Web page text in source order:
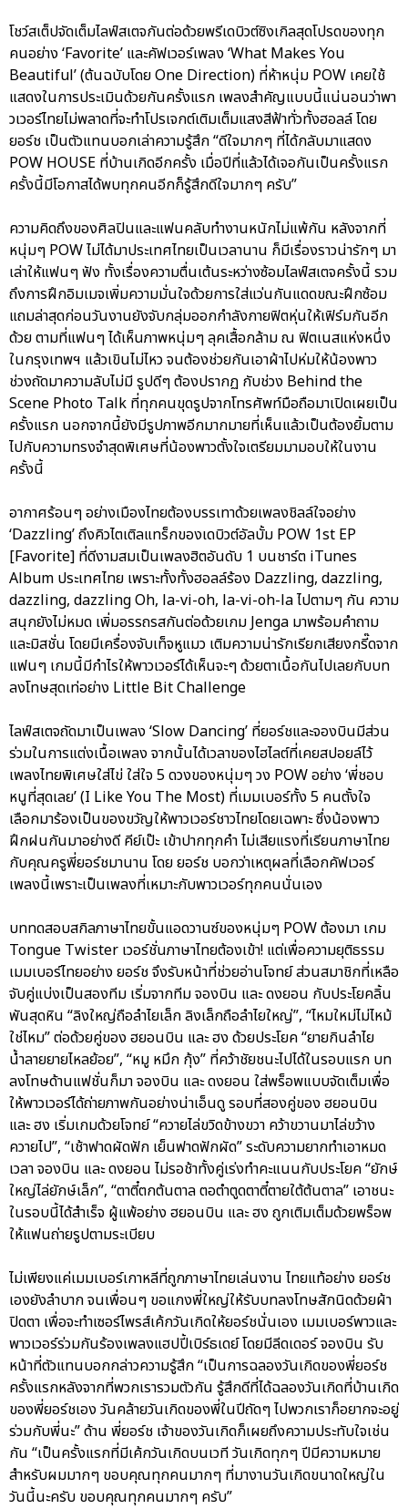
โชว์สเต็ปจัดเต็มไลฟ์สเตจกันต่อด้วยพรีเดบิวต์ซิงเกิลสุดโปรดของทุก
คนอย่าง ‘Favorite’ และคัฟเวอร์เพลง ‘What Makes You
Beautiful’ (ต้นฉบับโดย One Direction) ที่ห้าหนุ่ม POW เคยใช้
แสดงในการประเมินด้วยกันครั้งแรก เพลงสำคัญแบบนี้แน่นอนว่าพา
วเวอร์ไทยไม่พลาดที่จะทำโปรเจกต์เติมเต็มแสงสีฟ้าทั่วทั้งฮอลล์ โดย
ยอร์ช เป็นตัวแทนบอกเล่าความรู้สึก “ดีใจมากๆ ที่ได้กลับมาแสดง
POW HOUSE ที่บ้านเกิดอีกครั้ง เมื่อปีที่แล้วได้เจอกันเป็นครั้งแรก
ครั้งนี้มีโอกาสได้พบทุกคนอีกก็รู้สึกดีใจมากๆ ครับ”
ความคิดถึงของศิลปินและแฟนคลับทำงานหนักไม่แพ้กัน หลังจากที่
หนุ่มๆ POW ไม่ได้มาประเทศไทยเป็นเวลานาน ก็มีเรื่องราวน่ารักๆ มา
เล่าให้แฟนๆ ฟัง ทั้งเรื่องความตื่นเต้นระหว่างซ้อมไลฟ์สเตจครั้งนี้ รวม
ถึงการฝึกอิมเมจเพิ่มความมั่นใจด้วยการใส่แว่นกันแดดขณะฝึกซ้อม
แถมล่าสุดก่อนวันงานยังจับกลุ่มออกกำลังกายฟิตหุ่นให้เฟิร์มกันอีก
ด้วย ตามที่แฟนๆ ได้เห็นภาพหนุ่มๆ ลุคเสื้อกล้าม ณ ฟิตเนสแห่งหนึ่ง
ในกรุงเทพฯ แล้วเขินไม่ไหว จนต้องช่วยกันเอาผ้าไปห่มให้น้องพาว
ช่วงถัดมาความลับไม่มี รูปดีๆ ต้องปรากฏ กับช่วง Behind the
Scene Photo Talk ที่ทุกคนขุดรูปจากโทรศัพท์มือถือมาเปิดเผยเป็น
ครั้งแรก นอกจากนี้ยังมีรูปภาพอีกมากมายที่เห็นแล้วเป็นต้องยิ้มตาม
ไปกับความทรงจำสุดพิเศษที่น้องพาวตั้งใจเตรียมมามอบให้ในงาน
ครั้งนี้
อากาศร้อนๆ อย่างเมืองไทยต้องบรรเทาด้วยเพลงชิลล์ใจอย่าง
‘Dazzling’ ถึงคิวไตเติลแทร็กของเดบิวต์อัลบั้ม POW 1st EP
[Favorite] ที่ดีงามสมเป็นเพลงฮิตอันดับ 1 บนชาร์ต iTunes
Album ประเทศไทย เพราะทั้งทั้งฮอลล์ร้อง Dazzling, dazzling,
dazzling, dazzling Oh, la-vi-oh, la-vi-oh-la ไปตามๆ กัน ความ
สนุกยังไม่หมด เพิ่มอรรถรสกันต่อด้วยเกม Jenga มาพร้อมคำถาม
และมิสชั่น โดยมีเครื่องจับเท็จหูแมว เติมความน่ารักเรียกเสียงกรี๊ดจาก
แฟนๆ เกมนี้มีกำไรให้พาวเวอร์ได้เห็นจะๆ ด้วยตาเนื้อกันไปเลยกับบท
ลงโทษสุดเท่อย่าง Little Bit Challenge
ไลฟ์สเตจถัดมาเป็นเพลง ‘Slow Dancing’ ที่ยอร์ชและจองบินมีส่วน
ร่วมในการแต่งเนื้อเพลง จากนั้นได้เวลาของไฮไลต์ที่เคยสปอยล์ไว้
เพลงไทยพิเศษใส่ไข่ ใส่ใจ 5 ดวงของหนุ่มๆ วง POW อย่าง ‘พี่ชอบ
หนูที่สุดเลย’ (I Like You The Most) ที่เมมเบอร์ทั้ง 5 คนตั้งใจ
เลือกมาร้องเป็นของขวัญให้พาวเวอร์ชาวไทยโดยเฉพาะ ซึ่งน้องพาว
ฝึกฝนกันมาอย่างดี คีย์เป๊ะ เข้าปากทุกคำ ไม่เสียแรงที่เรียนภาษาไทย
กับคุณครูพี่ยอร์ชมานาน โดย ยอร์ช บอกว่าเหตุผลที่เลือกคัฟเวอร์
เพลงนี้เพราะเป็นเพลงที่เหมาะกับพาวเวอร์ทุกคนนั่นเอง
บททดสอบสกิลภาษาไทยขั้นแอดวานซ์ของหนุ่มๆ POW ต้องมา เกม
Tongue Twister เวอร์ชั่นภาษาไทยต้องเข้า! แต่เพื่อความยุติธรรม
เมมเบอร์ไทยอย่าง ยอร์ช จึงรับหน้าที่ช่วยอ่านโจทย์ ส่วนสมาชิกที่เหลือ
จับคู่แบ่งเป็นสองทีม เริ่มจากทีม จองบิน และ ดงยอน กับประโยคลิ้น
พันสุดหิน “ลิงใหญ่ถือลำไยเล็ก ลิงเล็กถือลำไยใหญ่”, “ไหมใหม่ไม่ไหม้
ใช่ไหม” ต่อด้วยคู่ของ ฮยอนบิน และ ฮง ด้วยประโยค “ยายกินลำไย
น้ำลายยายไหลย้อย”, “หมู หมึก กุ้ง” ที่คว้าชัยชนะไปได้ในรอบแรก บท
ลงโทษด้านแฟชั่นก็มา จองบิน และ ดงยอน ใส่พร็อพแบบจัดเต็มเพื่อ
ให้พาวเวอร์ได้ถ่ายภาพกันอย่างน่าเอ็นดู รอบที่สองคู่ของ ฮยอนบิน
และ ฮง เริ่มเกมด้วยโจทย์ “ควายไล่ขวิดข้างขวา คว้าขวานมาไล่ขว้าง
ควายไป”, “เช้าฟาดผัดฟัก เย็นฟาดฟักผัด” ระดับความยากทำเอาหมด
เวลา จองบิน และ ดงยอน ไม่รอช้าทั้งคู่เร่งทำคะแนนกับประโยค “ยักษ์
ใหญ่ไล่ยักษ์เล็ก”, “ตาตี๋ตกต้นตาล ตอตำตูดตาตี๋ตายใต้ต้นตาล” เอาชนะ
ในรอบนี้ได้สำเร็จ ผู้แพ้อย่าง ฮยอนบิน และ ฮง ถูกเติมเต็มด้วยพร็อพ
ให้แฟนถ่ายรูปตามระเบียบ
ไม่เพียงแค่เมมเบอร์เกาหลีที่ถูกภาษาไทยเล่นงาน ไทยแท้อย่าง ยอร์ช
เองยังลำบาก จนเพื่อนๆ ขอแกงพี่ใหญ่ให้รับบทลงโทษสักนิดด้วยผ้า
ปิดตา เพื่อจะทำเซอร์ไพรส์เค้กวันเกิดให้ยอร์ชนั่นเอง เมมเบอร์พาวและ
พาวเวอร์ร่วมกันร้องเพลงแฮปปี้เบิร์ธเดย์ โดยมีลีดเดอร์ จองบิน รับ
หน้าที่ตัวแทนบอกกล่าวความรู้สึก “เป็นการฉลองวันเกิดของพี่ยอร์ช
ครั้งแรกหลังจากที่พวกเรารวมตัวกัน รู้สึกดีที่ได้ฉลองวันเกิดที่บ้านเกิด
ของพี่ยอร์ชเอง วันคล้ายวันเกิดของพี่ในปีถัดๆ ไปพวกเราก็อยากจะอยู่
ร่วมกับพี่นะ” ด้าน พี่ยอร์ช เจ้าของวันเกิดก็เผยถึงความประทับใจเช่น
กัน “เป็นครั้งแรกที่มีเค้กวันเกิดบนเวที วันเกิดทุกๆ ปีมีความหมาย
สำหรับผมมากๆ ขอบคุณทุกคนมากๆ ที่มางานวันเกิดขนาดใหญ่ใน
วันนี้นะครับ ขอบคุณทุกคนมากๆ ครับ”